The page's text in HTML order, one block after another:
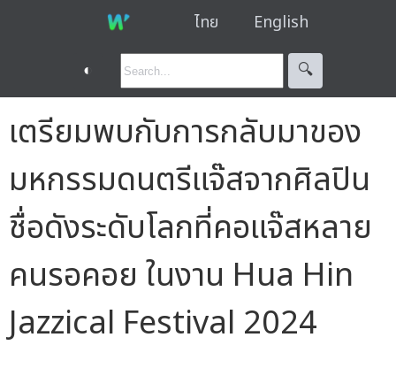
ไทย English
◐ 🔍︎
เตรียมพบกับการกลับมาของ
มหกรรมดนตรีแจ๊สจากศิลปิน
ชื่อดังระดับโลกที่คอแจ๊สหลาย
คนรอคอย ในงาน Hua Hin
Jazzical Festival 2024